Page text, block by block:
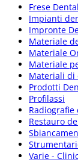
Frese
Impianti
Impronte
Materiale
Materiale
Materiale
Materiali di
Prodotti
Profilassi
Radiografie
Restauro
Varie -